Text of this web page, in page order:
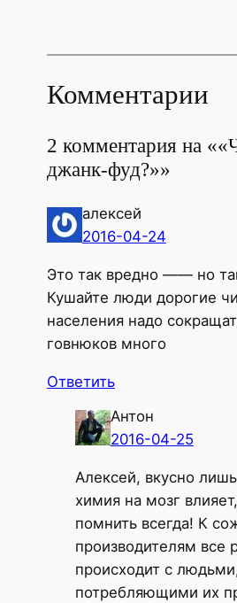
Комментарии
2 комментария на
джанк-фуд?»»
алексей
2016-04-24
Это так вредно —— но
Кушайте люди дорогие
населения надо
говнюков много
Ответить
Антон
2016-04-25
Алексей, вкусно
химия на мозг
помнить всегда! К
производителям все
происходит с
потребляющими их